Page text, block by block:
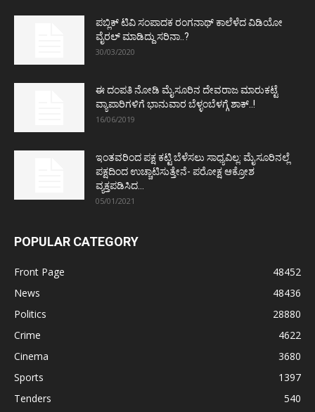
ಪಬ್ಲಿಕ್ ಟಿವಿ ಸಂಪಾದಕ ರಂಗನಾಥ್ ಕಾಲೆಳೆದ ವಿಡಿಯೋ
ವೈರಲ್ ಮಾಡಿದ್ದು ಸರಿನಾ..?
30/03/2020
ಈ ದಂಪತಿ ನೋಡಿ ಮೈಸೂರಿನ ದೇವರಾಜ ಮಾರುಕಟ್ಟೆ
ವ್ಯಾಪಾರಿಗಳಿಗೆ ಭಾನುವಾರ ಬೆಳ್ಳಂಬೆಳಗ್ಗೆ ಶಾಕ್..!
16/06/2019
ಇಂತವರಿಂದ ಪಕ್ಷ ಕಟ್ಟಿ ಬೆಳೆಸಲು ಸಾಧ್ಯವಿಲ್ಲ: ಮೈಸೂರಿನಲ್ಲೆ
ಪಕ್ಷದಿಂದ ಉಚ್ಚಾಟಿಸುತ್ತೇನೆ- ಪರೋಕ್ಷ ಆಕ್ರೋಶ
ವ್ಯಕ್ತಪಡಿಸಿದ...
05/01/2021
POPULAR CATEGORY
Front Page
48452
News
48436
Politics
28880
Crime
4622
Cinema
3680
Sports
1397
Tenders
540